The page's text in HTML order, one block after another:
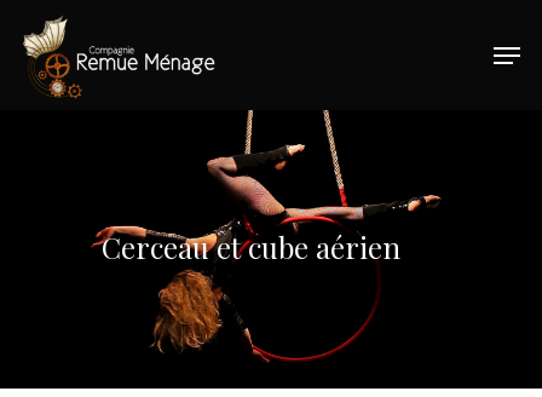
Hit enter to search or ESC to close
Cerceau et cube aérien